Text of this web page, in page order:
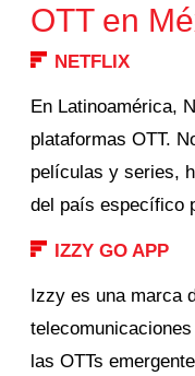
OTT en
NETFLIX
En Latinoamérica,
plataformas OTT.
películas y series,
del país específico
IZZY GO APP
Izzy es una marca
las OTTs